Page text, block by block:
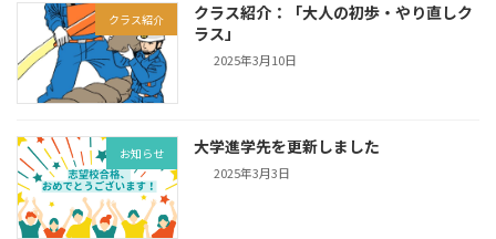
クラス紹介
クラス紹介：「大人の初歩・やり直しク
ラス」
2025年3月10日
お知らせ 大学進学先を更新しました
2025年3月3日